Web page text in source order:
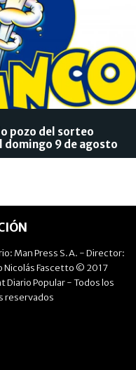
pozo del sorteo
9 de agosto
Man Press S.A. - Director:
Nicolás Fascetto © 2017
Diario Popular - Todos los
reservados